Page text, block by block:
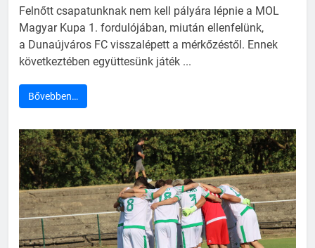
Felnőtt csapatunknak nem kell pályára lépnie a MOL
Magyar Kupa 1. fordulójában, miután ellenfelünk,
a Dunaújváros FC visszalépett a mérkőzéstől. Ennek
következtében együttesünk játék ...
Bővebben…